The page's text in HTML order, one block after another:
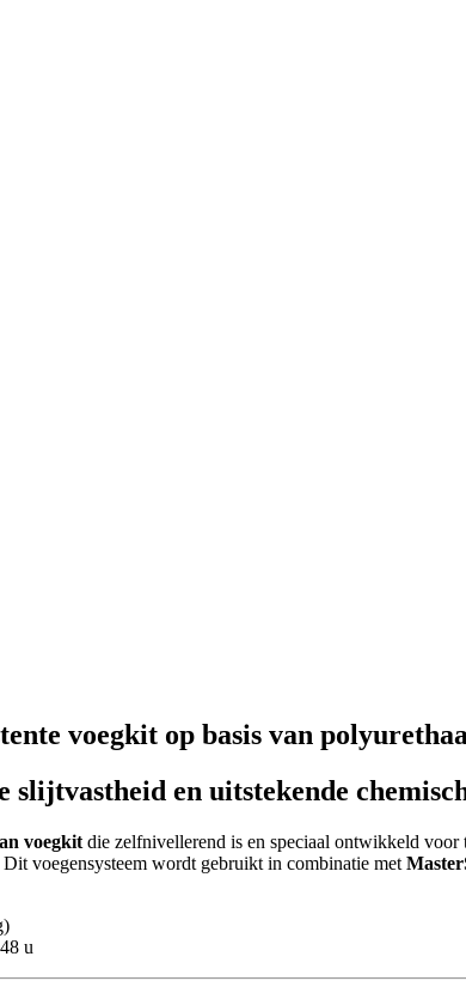
voegkit op basis van
en uitstekende
voegkit die zelfnivellerend is en speciaal ontwikkeld voor
Dit voegensysteem wordt gebruikt in combinatie met
u